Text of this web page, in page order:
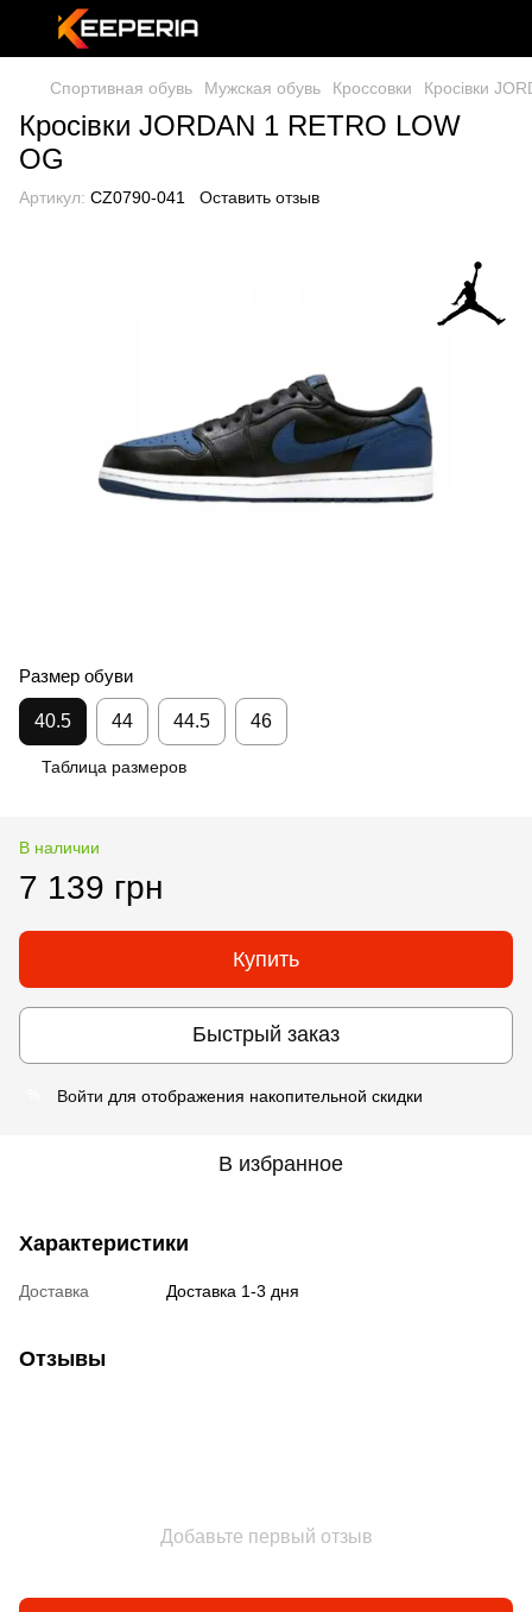
Спортивная обувь Мужская обувь Кроссовки Кросівки
Кросівки JORDAN 1 RETRO LOW
OG
Артикул: CZ0790-041 Оставить отзыв
Размер обуви
40.5 44 44.5 46
Таблица размеров
В наличии
7 139 грн
Купить
Быстрый заказ
Войти для отображения накопительной скидки
В избранное
Характеристики
Доставка Доставка 1-3 дня
Отзывы
Добавьте первый отзыв